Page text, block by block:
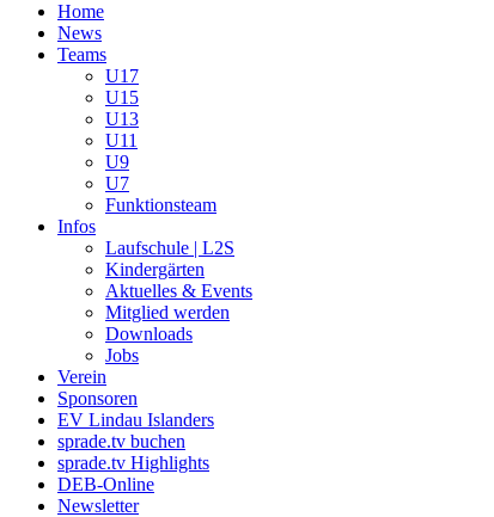
Home
News
Teams
U17
U15
U13
U11
U9
U7
Funktionsteam
Infos
Laufschule | L2S
Kindergärten
Aktuelles & Events
Mitglied werden
Downloads
Jobs
Verein
Sponsoren
EV Lindau Islanders
sprade.tv buchen
sprade.tv Highlights
DEB-Online
Newsletter